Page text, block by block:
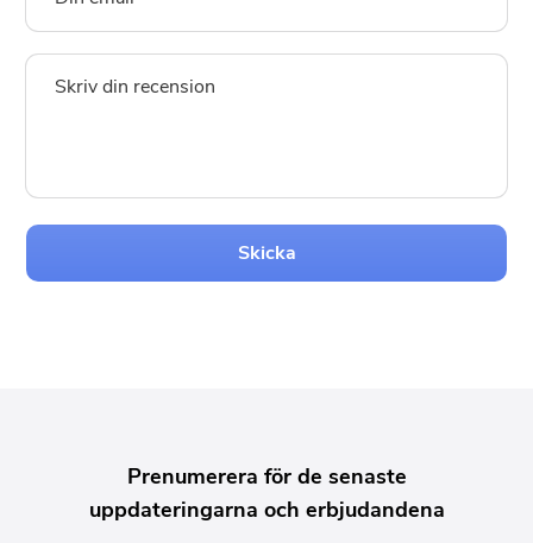
Skicka
Prenumerera för de senaste
uppdateringarna och erbjudandena